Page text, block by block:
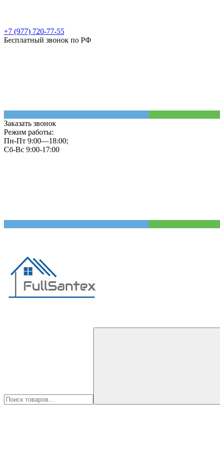
+7 (977) 720-77-55
Бесплатный звонок по РФ
Заказать звонок
Режим работы:
Пн-Пт 9:00—18:00;
Сб-Вс 9:00-17:00